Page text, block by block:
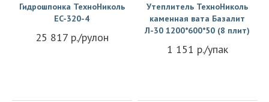
Гидрошпонка ТехноНиколь
EC-320-4
25 817 р./рулон
Утеплитель ТехноНиколь
каменная вата Базалит
Л-30 1200*600*50 (8 плит)
1 151 р./упак